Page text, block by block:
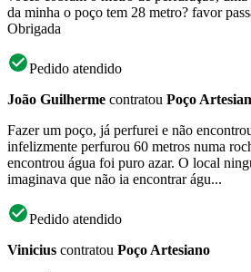
da minha o poço tem 28 metro? favor
Obrigada
Pedido atendido
João Guilherme contratou Poço
Fazer um poço, já perfurei e não
infelizmente perfurou 60 metros numa
encontrou água foi puro azar. O local
imaginava que não ia encontrar águ...
Pedido atendido
Vinicius contratou Poço Artesiano